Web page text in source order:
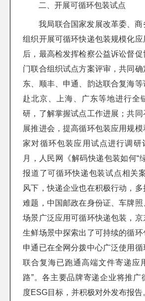
二、开展可循环包装试点
我局联合国家发展改革委、
组织开展可循环快递包装规模化应
后，最高检发挥检察公益诉讼督
门联合组织试点方案评审，共同
东、顺丰、申通、韵达联合复海
赴北京、上海、广东等地进行全
研，了解掌握试点工作进展；共
展推进会，提高循环包装应用规
家对循环包装应用试点进行调研
月，人民网《解码快递包装如何“
报道了可循环快递包装试点相关
风下，快递企业也在积极行动，
难题，中国邮政在身份证、车牌
场景广泛应用可循环快递包装，
生鲜场景中探索出了可持续的循环
申通已在全网分拨中心广泛使用
联合复海已跑通高端文件寄递应
路”。各主要品牌寄递企业将推广
度ESG目标，并积极对外发布报告